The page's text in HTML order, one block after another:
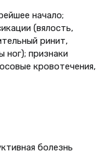
начало;
(вялость,
ринит,
ног); признаки
кровотечения,
болезнь